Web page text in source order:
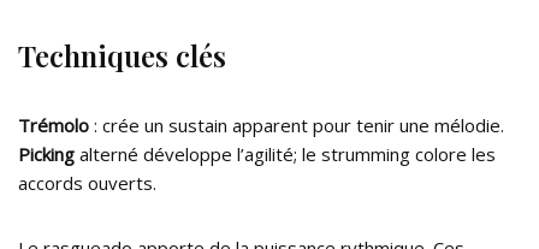
Techniques clés
Trémolo : crée un sustain apparent pour tenir une mélodie.
Picking alterné développe l’agilité; le strumming colore les
accords ouverts.